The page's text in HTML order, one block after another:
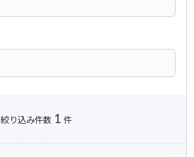
絞り込み件数 1 件